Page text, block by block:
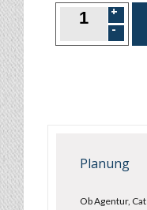
Planung
Ob Agentur,